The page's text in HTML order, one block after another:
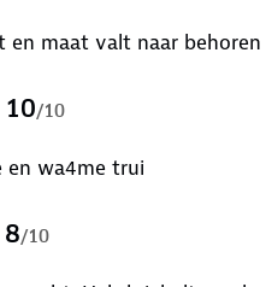
maat valt naar behoren
10/10
en wa4me trui
8/10